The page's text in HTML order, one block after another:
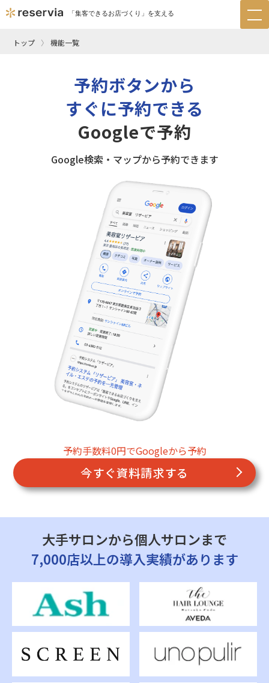
「集客できるお店づくり」を支える
トップ 機能一覧
予約ボタンから
すぐに予約できる
Googleで予約
Google検索・マップから予約できます
予約手数料0円でGoogleから予約
今すぐ資料請求する
大手サロンから個人サロンまで
7,000店以上の導入実績があります